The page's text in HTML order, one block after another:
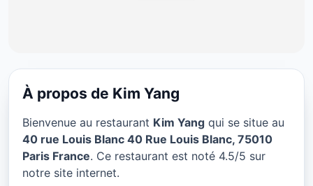
Kim Yang à Paris
★ 4.5/5
À propos de Kim Yang
Bienvenue au restaurant Kim Yang qui se situe au
40 rue Louis Blanc 40 Rue Louis Blanc, 75010
Paris France. Ce restaurant est noté 4.5/5 sur
notre site internet.